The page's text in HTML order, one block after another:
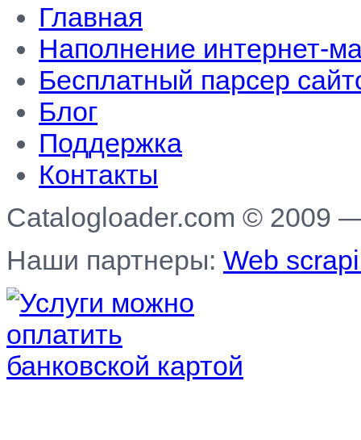
Главная
Наполнение интернет-
Бесплатный парсер
Блог
Поддержка
Контакты
Catalogloader.com © 2009
Наши партнеры: Web